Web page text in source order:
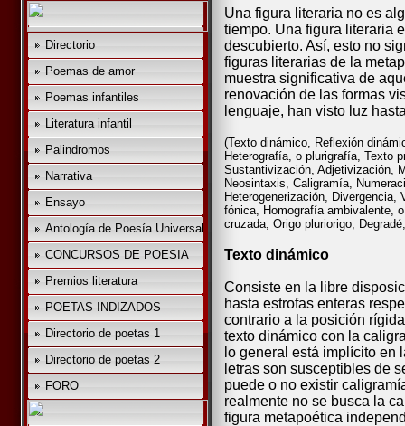
Directorio
Poemas de amor
Poemas infantiles
Literatura infantil
Palindromos
Narrativa
Ensayo
Antología de Poesía Universal
CONCURSOS DE POESIA
Premios literatura
POETAS INDIZADOS
Directorio de poetas 1
Directorio de poetas 2
FORO
Una figura literaria no es
tiempo. Una figura literaria
descubierto. Así, esto no
figuras literarias de la
muestra significativa de
renovación de las formas
lenguaje, han visto luz
(Texto dinámico, Reflexión
Heterografía, o plurigrafía, Texto
Sustantivización, Adjetivización,
Neosintaxis, Caligramía,
Heterogenerización,
fónica, Homografía ambivalente,
cruzada, Origo pluriorigo,
Texto dinámico
Consiste en la libre
hasta estrofas enteras
contrario a la posición
texto dinámico con la
lo general está implícito en
letras son susceptibles de
puede o no existir
realmente no se busca la
figura metapoética